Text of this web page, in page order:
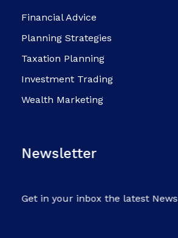
Financial Advice
Planning Strategies
Taxation Planning
Investment Trading
Wealth Marketing
Newsletter
Get in your inbox the latest News